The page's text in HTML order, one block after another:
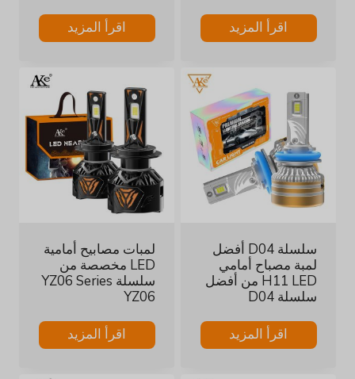
اقرأ المزيد اقرأ المزيد
سلسلة D04 أفضل
لمبة مصباح أمامي
H11 LED من أفضل
سلسلة D04
اقرأ المزيد
لمبات مصابيح أمامية
LED مخصصة من
سلسلة YZ06 Series
YZ06
اقرأ المزيد